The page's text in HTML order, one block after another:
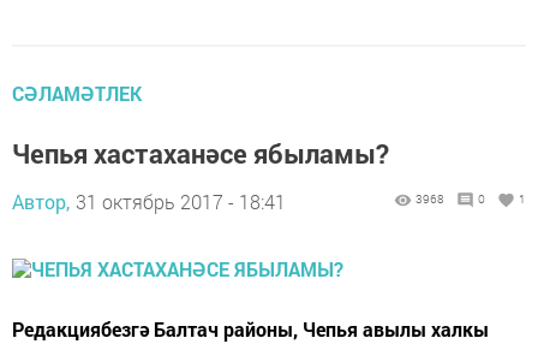
СӘЛАМӘТЛЕК
Чепья хастаханәсе ябыламы?
Автор, 31 октябрь 2017 - 18:41 3968 0 1
Редакциябезгә Балтач районы, Чепья авылы халкы